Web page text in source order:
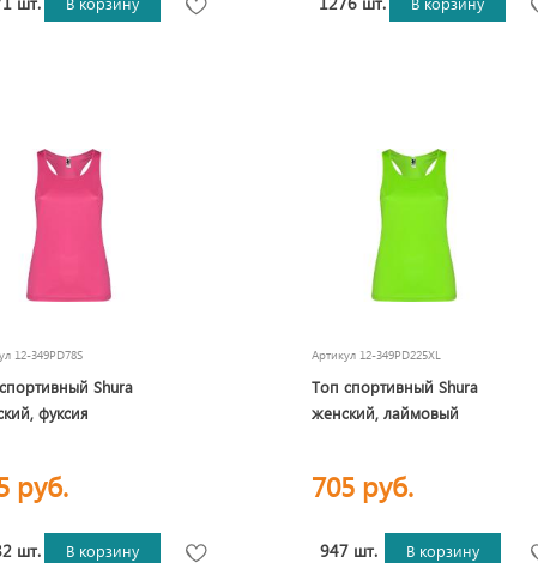
12-349PD78S
Shura
фуксия
руб.
шт. В корзину
Артикул 12-349PD225XL
Топ спортивный Shura
женский, лаймовый
705 руб.
947 шт. В корзину